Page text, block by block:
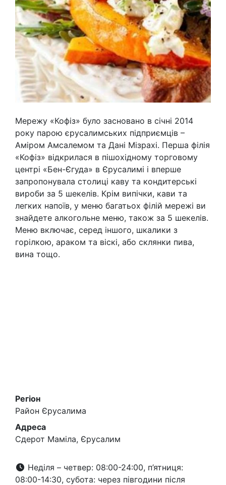
Мережу «Кофіз» було засновано в січні 2014
року парою єрусалимських підприємців –
Аміром Амсалемом та Дані Мізрахі. Перша філія
«Кофіз» відкрилася в пішохідному торговому
центрі «Бен-Єгуда» в Єрусалимі і вперше
запропонувала столиці каву та кондитерські
вироби за 5 шекелів. Крім випічки, кави та
легких напоїв, у меню багатьох філій мережі ви
знайдете алкогольне меню, також за 5 шекелів.
Меню включає, серед іншого, шкалики з
горілкою, араком та віскі, або склянки пива,
вина тощо.
Регіон
Район Єрусалима
Адреса
Сдерот Маміла, Єрусалим
Неділя – четвер: 08:00-24:00, п’ятниця:
08:00-14:30, субота: через півгодини після